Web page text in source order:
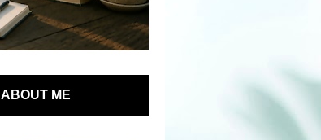
ABOUT ME